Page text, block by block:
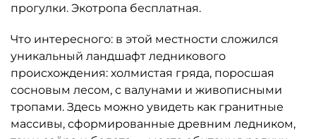
прогулки. Экотропа бесплатная.
Что интересного: в этой местности сложился
уникальный ландшафт ледникового
происхождения: холмистая гряда, поросшая
сосновым лесом, с валунами и живописными
тропами. Здесь можно увидеть как гранитные
массивы, сформированные древним ледником,